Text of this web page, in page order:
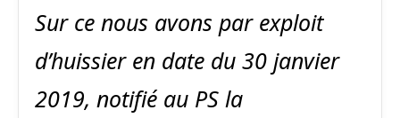
Sur ce nous avons par exploit
d’huissier en date du 30 janvier
2019, notifié au PS la